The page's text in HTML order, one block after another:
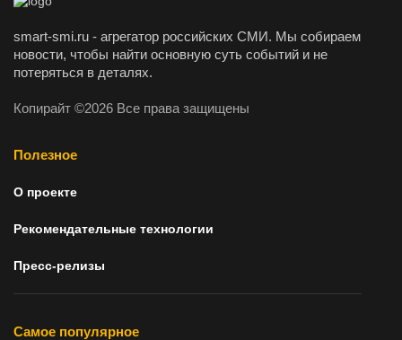
smart-smi.ru - агрегатор российских СМИ. Мы собираем
новости, чтобы найти основную суть событий и не
потеряться в деталях.
Копирайт ©2026 Все права защищены
Полезное
О проекте
Рекомендательные технологии
Пресс-релизы
Самое популярное